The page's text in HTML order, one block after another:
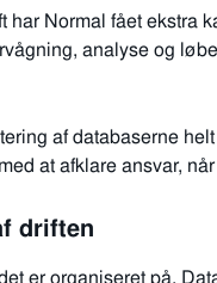
Normal fået ekstra
analyse og
af databaserne
at afklare ansvar,
driften